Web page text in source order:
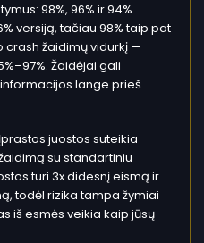
98%, 96% ir 94%.
versiją, tačiau 98% taip pat
crash žaidimų vidurkį —
Žaidėjai gali
lange prieš
juostos suteikia
su standartiniu
turi 3x didesnį eismą ir
todėl rizika tampa žymiai
iš esmės veikia kaip jūsų